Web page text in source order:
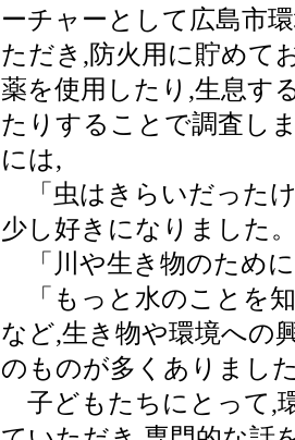
ーチャーとして広島市
ただき,防火用に貯めて
薬を使用したり,生息す
たりすることで調査し
には,
「虫はきらいだった
少し好きになりました
「川や生き物のため
「もっと水のことを
など,生き物や環境への
のものが多くありまし
子どもたちにとって,